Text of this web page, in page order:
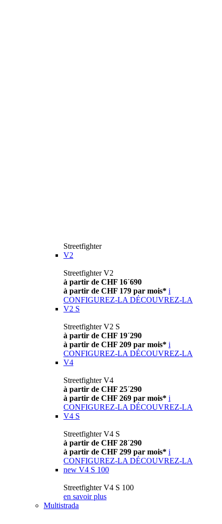
Streetfighter
V2
Streetfighter V2
à partir de CHF 16´690
à partir de CHF 179 par mois* i
CONFIGUREZ-LA DÉCOUVREZ-LA
V2 S
Streetfighter V2 S
à partir de CHF 19´290
à partir de CHF 209 par mois* i
CONFIGUREZ-LA DÉCOUVREZ-LA
V4
Streetfighter V4
à partir de CHF 25´290
à partir de CHF 269 par mois* i
CONFIGUREZ-LA DÉCOUVREZ-LA
V4 S
Streetfighter V4 S
à partir de CHF 28´290
à partir de CHF 299 par mois* i
CONFIGUREZ-LA DÉCOUVREZ-LA
new V4 S 100
Streetfighter V4 S 100
en savoir plus
Multistrada